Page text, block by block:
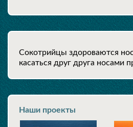
Сокотрийцы здороваются
касаться друг друга носами
Наши проекты